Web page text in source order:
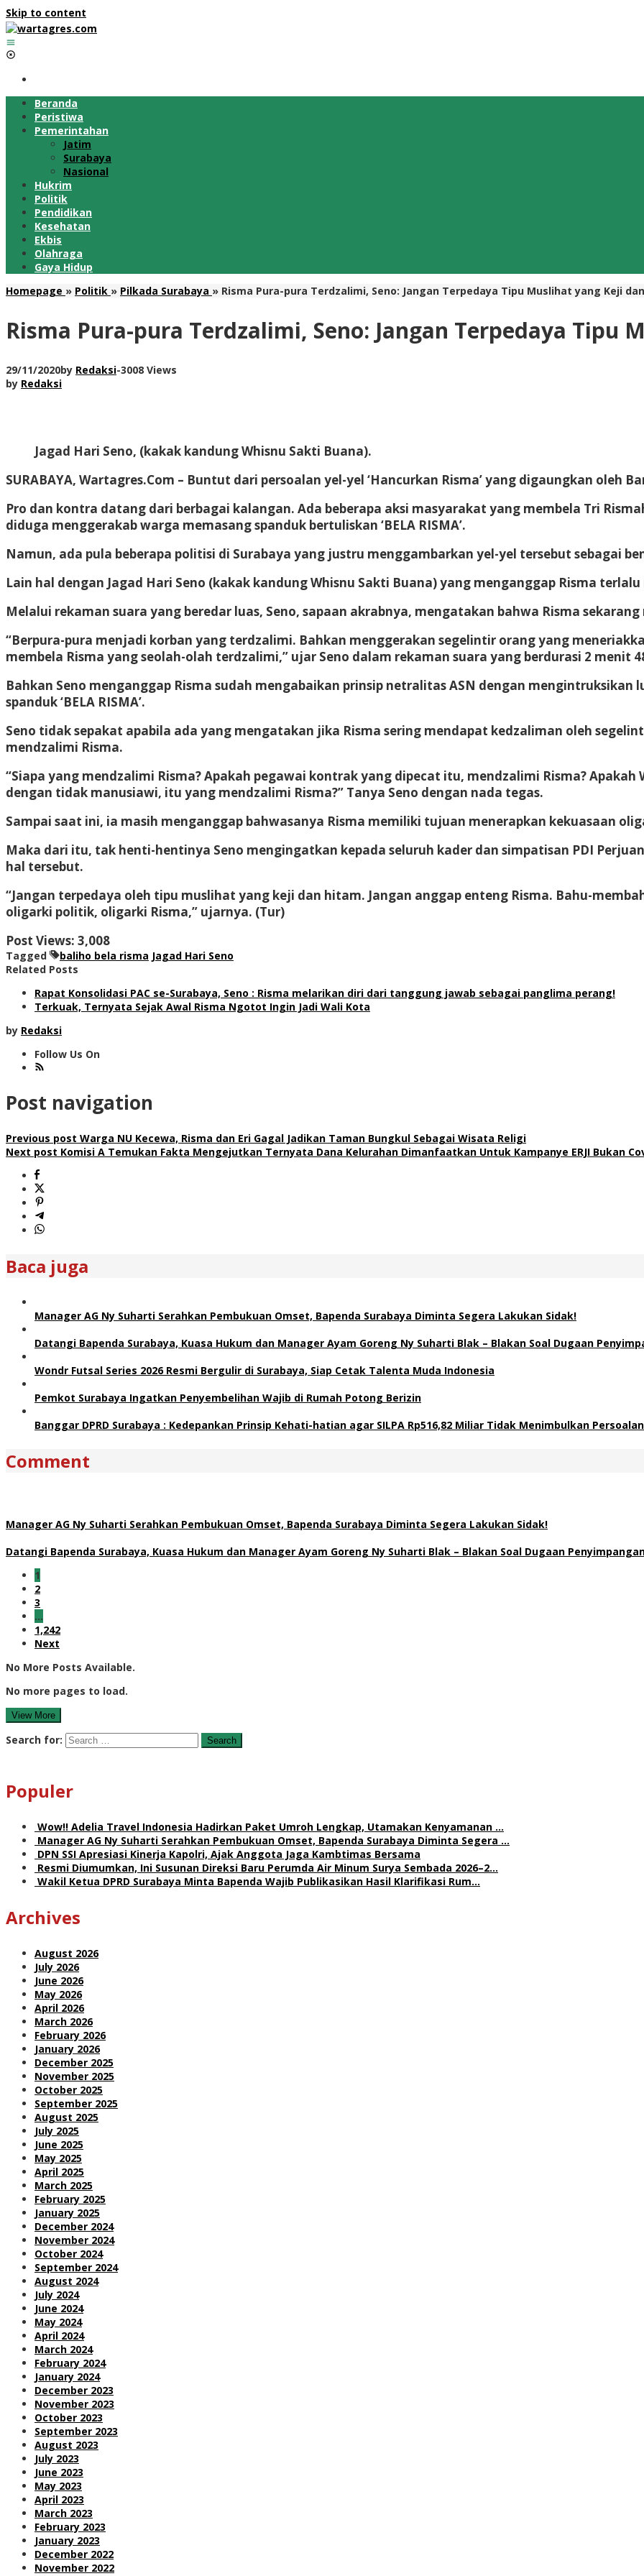
Skip to content
Beranda
Peristiwa
Pemerintahan
Jatim
Surabaya
Nasional
Hukrim
Politik
Pendidikan
Kesehatan
Ekbis
Olahraga
Gaya Hidup
Homepage » Politik » Pilkada Surabaya » Risma Pura-pura Terdzalimi, Seno: Jangan Terpedaya Tipu Muslihat yang Keji
Risma Pura-pura Terdzalimi, Seno: Jangan Terpedaya Tipu
29/11/2020by Redaksi-3008 Views
by Redaksi
Jagad Hari Seno, (kakak kandung Whisnu Sakti Buana).
SURABAYA, Wartagres.Com – Buntut dari persoalan yel-yel ‘Hancurkan Risma’ yang digaungkan oleh
Pro dan kontra datang dari berbagai kalangan. Ada beberapa aksi masyarakat yang membela Tri
diduga menggerakab warga memasang spanduk bertuliskan ‘BELA RISMA’.
Namun, ada pula beberapa politisi di Surabaya yang justru menggambarkan yel-yel tersebut sebagai
Lain hal dengan Jagad Hari Seno (kakak kandung Whisnu Sakti Buana) yang menganggap Risma
Melalui rekaman suara yang beredar luas, Seno, sapaan akrabnya, mengatakan bahwa Risma
“Berpura-pura menjadi korban yang terdzalimi. Bahkan menggerakan segelintir orang yang
membela Risma yang seolah-olah terdzalimi,” ujar Seno dalam rekaman suara yang berdurasi 2 menit
Bahkan Seno menganggap Risma sudah mengabaikan prinsip netralitas ASN dengan mengintruksikan
spanduk ‘BELA RISMA’.
Seno tidak sepakat apabila ada yang mengatakan jika Risma sering mendapat kedzaliman oleh
mendzalimi Risma.
“Siapa yang mendzalimi Risma? Apakah pegawai kontrak yang dipecat itu, mendzalimi Risma?
dengan tidak manusiawi, itu yang mendzalimi Risma?” Tanya Seno dengan nada tegas.
Sampai saat ini, ia masih menganggap bahwasanya Risma memiliki tujuan menerapkan kekuasaan
Maka dari itu, tak henti-hentinya Seno mengingatkan kepada seluruh kader dan simpatisan PDI
hal tersebut.
“Jangan terpedaya oleh tipu muslihat yang keji dan hitam. Jangan anggap enteng Risma. Bahu-
oligarki politik, oligarki Risma,” ujarnya. (Tur)
Post Views: 3,008
Tagged baliho bela risma Jagad Hari Seno
Related Posts
Rapat Konsolidasi PAC se-Surabaya, Seno : Risma melarikan diri dari tanggung jawab sebagai panglima perang!
Terkuak, Ternyata Sejak Awal Risma Ngotot Ingin Jadi Wali Kota
by Redaksi
Follow Us On
Post navigation
Previous post Warga NU Kecewa, Risma dan Eri Gagal Jadikan Taman Bungkul Sebagai Wisata Religi
Next post Komisi A Temukan Fakta Mengejutkan Ternyata Dana Kelurahan Dimanfaatkan Untuk Kampanye ERJI Bukan
Baca juga
Manager AG Ny Suharti Serahkan Pembukuan Omset, Bapenda Surabaya Diminta Segera Lakukan Sidak!
Datangi Bapenda Surabaya, Kuasa Hukum dan Manager Ayam Goreng Ny Suharti Blak – Blakan Soal Dugaan
Wondr Futsal Series 2026 Resmi Bergulir di Surabaya, Siap Cetak Talenta Muda Indonesia
Pemkot Surabaya Ingatkan Penyembelihan Wajib di Rumah Potong Berizin
Banggar DPRD Surabaya : Kedepankan Prinsip Kehati-hatian agar SILPA Rp516,82 Miliar Tidak Menimbulkan
Comment
Manager AG Ny Suharti Serahkan Pembukuan Omset, Bapenda Surabaya Diminta Segera Lakukan Sidak!
Datangi Bapenda Surabaya, Kuasa Hukum dan Manager Ayam Goreng Ny Suharti Blak – Blakan Soal Dugaan
1
2
3
…
1,242
Next
No More Posts Available.
No more pages to load.
View More
Search for:
Populer
Wow!! Adelia Travel Indonesia Hadirkan Paket Umroh Lengkap, Utamakan Kenyamanan …
Manager AG Ny Suharti Serahkan Pembukuan Omset, Bapenda Surabaya Diminta Segera …
DPN SSI Apresiasi Kinerja Kapolri, Ajak Anggota Jaga Kambtimas Bersama
Resmi Diumumkan, Ini Susunan Direksi Baru Perumda Air Minum Surya Sembada 2026–2…
Wakil Ketua DPRD Surabaya Minta Bapenda Wajib Publikasikan Hasil Klarifikasi Rum…
Archives
August 2026
July 2026
June 2026
May 2026
April 2026
March 2026
February 2026
January 2026
December 2025
November 2025
October 2025
September 2025
August 2025
July 2025
June 2025
May 2025
April 2025
March 2025
February 2025
January 2025
December 2024
November 2024
October 2024
September 2024
August 2024
July 2024
June 2024
May 2024
April 2024
March 2024
February 2024
January 2024
December 2023
November 2023
October 2023
September 2023
August 2023
July 2023
June 2023
May 2023
April 2023
March 2023
February 2023
January 2023
December 2022
November 2022